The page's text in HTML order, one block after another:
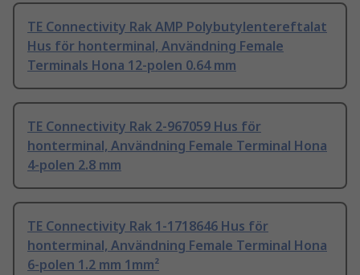
TE Connectivity Rak AMP Polybutylentereftalat
Hus för honterminal, Användning Female
Terminals Hona 12-polen 0.64 mm
TE Connectivity Rak 2-967059 Hus för
honterminal, Användning Female Terminal Hona
4-polen 2.8 mm
TE Connectivity Rak 1-1718646 Hus för
honterminal, Användning Female Terminal Hona
6-polen 1.2 mm 1mm²